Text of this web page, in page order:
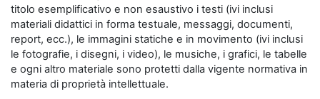
titolo esemplificativo e non esaustivo i testi (ivi inclusi
materiali didattici in forma testuale, messaggi, documenti,
report, ecc.), le immagini statiche e in movimento (ivi inclusi
le fotografie, i disegni, i video), le musiche, i grafici, le tabelle
e ogni altro materiale sono protetti dalla vigente normativa in
materia di proprietà intellettuale.